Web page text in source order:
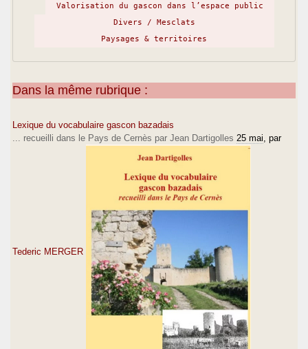
Valorisation du gascon dans l’espace public
Divers / Mesclats
Paysages & territoires
Dans la même rubrique :
Lexique du vocabulaire gascon bazadais
... recueilli dans le Pays de Cernès par Jean Dartigolles 25 mai , par
Tederic MERGER